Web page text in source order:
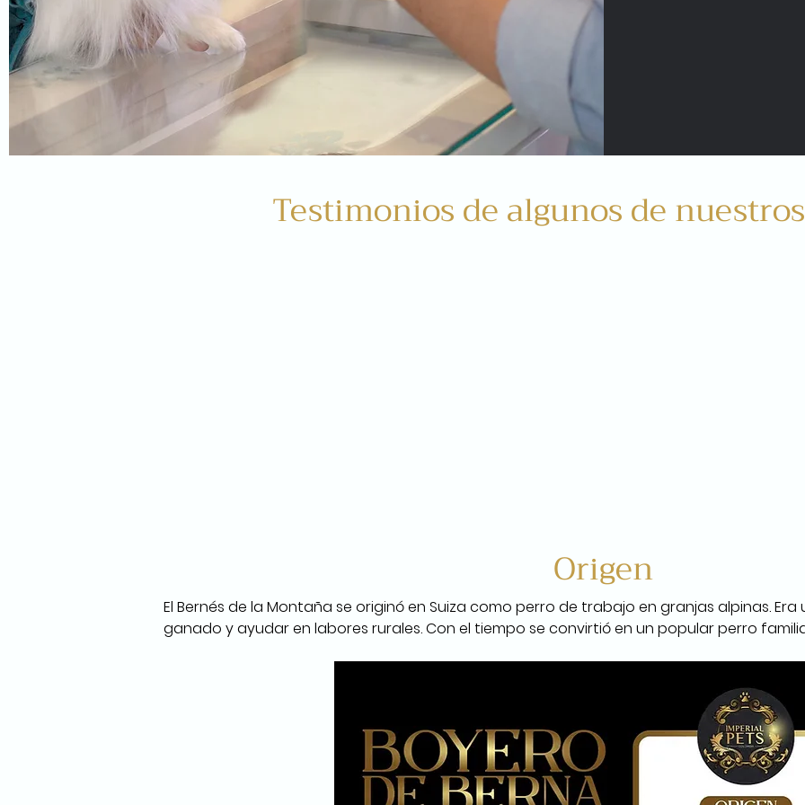
Testimonios de algunos de
Origen
El Bernés de la Montaña se originó en Suiza como perro de trabajo en granjas alpinas.
ganado y ayudar en labores rurales. Con el tiempo se convirtió en un popular perro